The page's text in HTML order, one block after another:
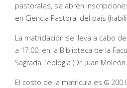
pastorales, se abren
en Ciencia Pastoral del país
La matriclación se lleva a cabo
a 17:00, en la Biblioteca de la
Sagrada Teología (Dr. Juan
El costo de la matrícula es ₲